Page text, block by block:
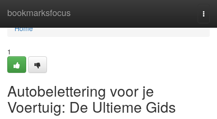
bookmarksfocus
Home
Home
1
Autobelettering voor je
Voertuig: De Ultieme Gids